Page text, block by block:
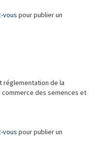
agro-sylvo-pastorale
vous pour publier un
réglementation de la
des semences et
vous pour publier un